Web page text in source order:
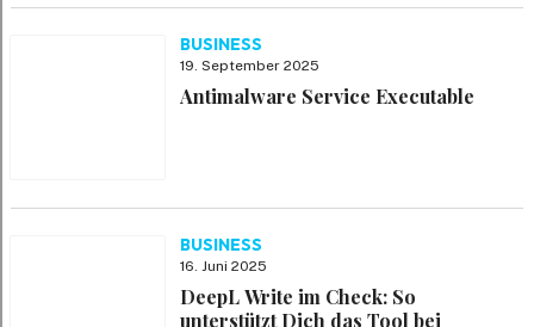
BUSINESS
19. September 2025
Antimalware Service Executable
BUSINESS
16. Juni 2025
DeepL Write im Check: So
unterstützt Dich das Tool bei